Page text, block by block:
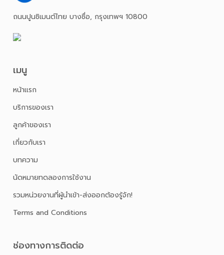
ถนนปูนซิเมนต์ไทย บางซื่อ, กรุงเทพฯ 10800
เมนู
หน้าเเรก
บริการของเรา
ลูกค้าของเรา
เกี่ยวกับเรา
บทความ
นัดหมายทดลองการใช้งาน
รวมหน่วยงานที่ผู้นำเข้า-ส่งออกต้องรู้จัก!
Terms and Conditions
ช่องทางการติดต่อ